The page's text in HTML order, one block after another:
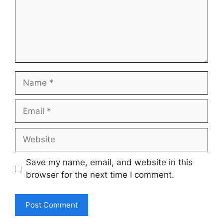
Name
Email
Website
Save my name, email, and website in this
browser for the next time I comment.